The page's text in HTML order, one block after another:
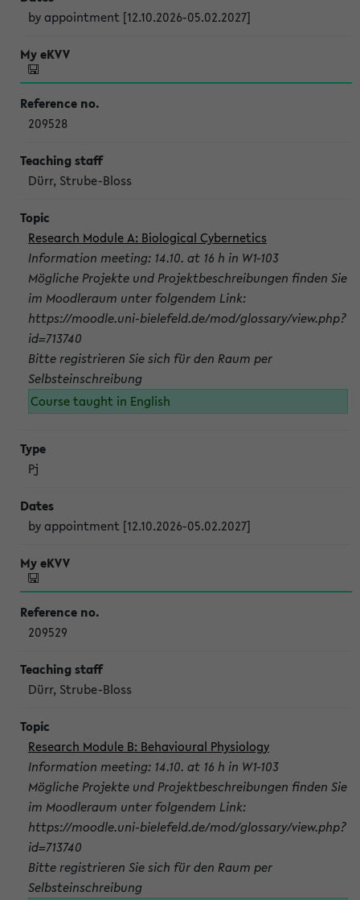
by appointment [12.10.2026-05.02.2027]
209528
Dürr, Strube-Bloss
Research Module A: Biological Cybernetics
Information meeting: 14.10. at 16 h in W1-103
Mögliche Projekte und Projektbeschreibungen finden Sie
im Moodleraum unter folgendem Link:
https://moodle.uni-bielefeld.de/mod/glossary/view.php?
id=713740
Bitte registrieren Sie sich für den Raum per
Selbsteinschreibung
Course taught in English
Pj
by appointment [12.10.2026-05.02.2027]
209529
Dürr, Strube-Bloss
Research Module B: Behavioural Physiology
Information meeting: 14.10. at 16 h in W1-103
Mögliche Projekte und Projektbeschreibungen finden Sie
im Moodleraum unter folgendem Link:
https://moodle.uni-bielefeld.de/mod/glossary/view.php?
id=713740
Bitte registrieren Sie sich für den Raum per
Selbsteinschreibung